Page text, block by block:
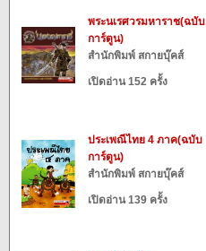
พระนเรศวรมหาราช(ฉบับ
การ์ตูน)
สำนักพิมพ์ สกายบุ๊คส์
เปิดอ่าน 152 ครั้ง
ประเพณีไทย 4 ภาค(ฉบับ
การ์ตูน)
สำนักพิมพ์ สกายบุ๊คส์
เปิดอ่าน 139 ครั้ง